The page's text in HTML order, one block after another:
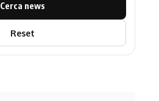
Cerca news
Reset